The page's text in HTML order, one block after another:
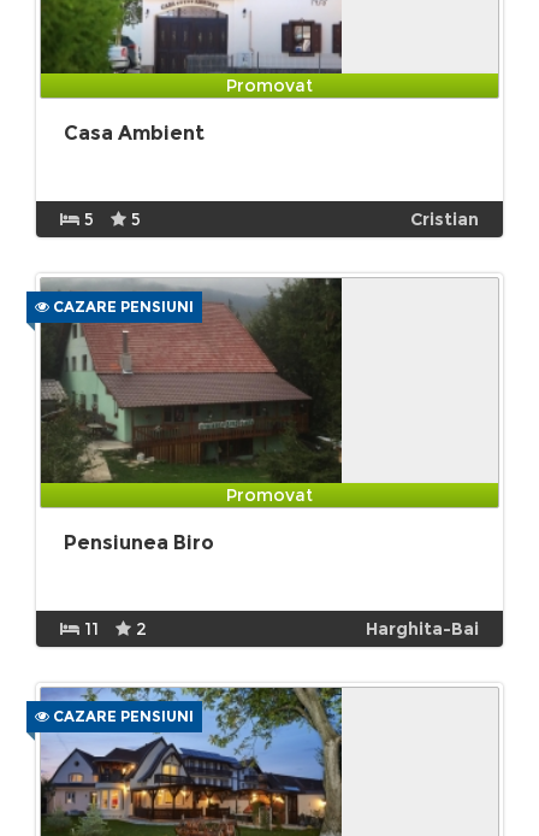
Promovat
Casa Ambient
5 5 Cristian
CAZARE PENSIUNI
Promovat
Pensiunea Biro
11 2 Harghita-Bai
CAZARE PENSIUNI